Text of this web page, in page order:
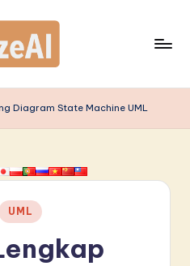
Diagram State Machine UML
UML